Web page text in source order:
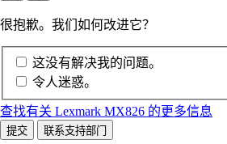
很抱歉。我们如何改进它？
这没有解决我的问题。
令人迷惑。
查找有关 Lexmark MX826 的更多信息
提交 联系支持部门